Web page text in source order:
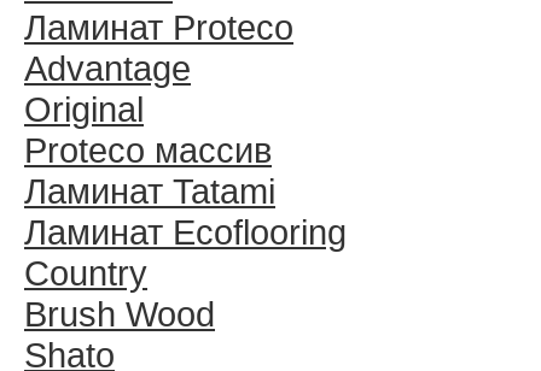
Ламинат Proteco
Advantage
Original
Proteco массив
Ламинат Tatami
Ламинат Ecoflooring
Country
Brush Wood
Shato